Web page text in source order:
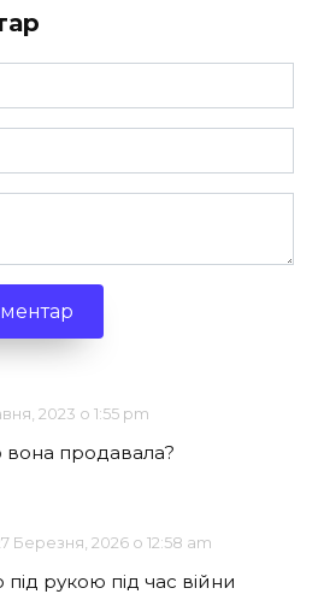
2023 о 1:55 pm
продавала?
Березня, 2026 о 12:58 am
рукою під час війни